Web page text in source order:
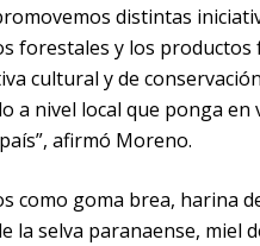
distintas
forestales y los
cultural y de
a nivel local que ponga
afirmó Moreno.
como goma brea, harina
la selva paranaense, miel